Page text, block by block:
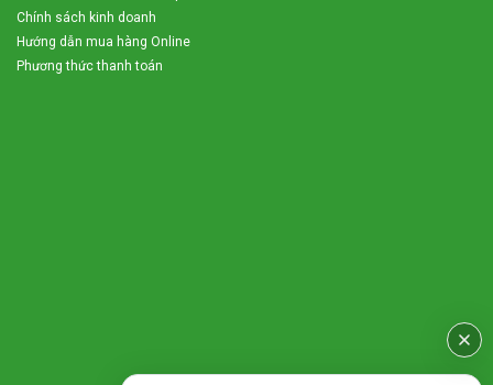
Chính sách kinh doanh
Hướng dẫn mua hàng Online
Phương thức thanh toán